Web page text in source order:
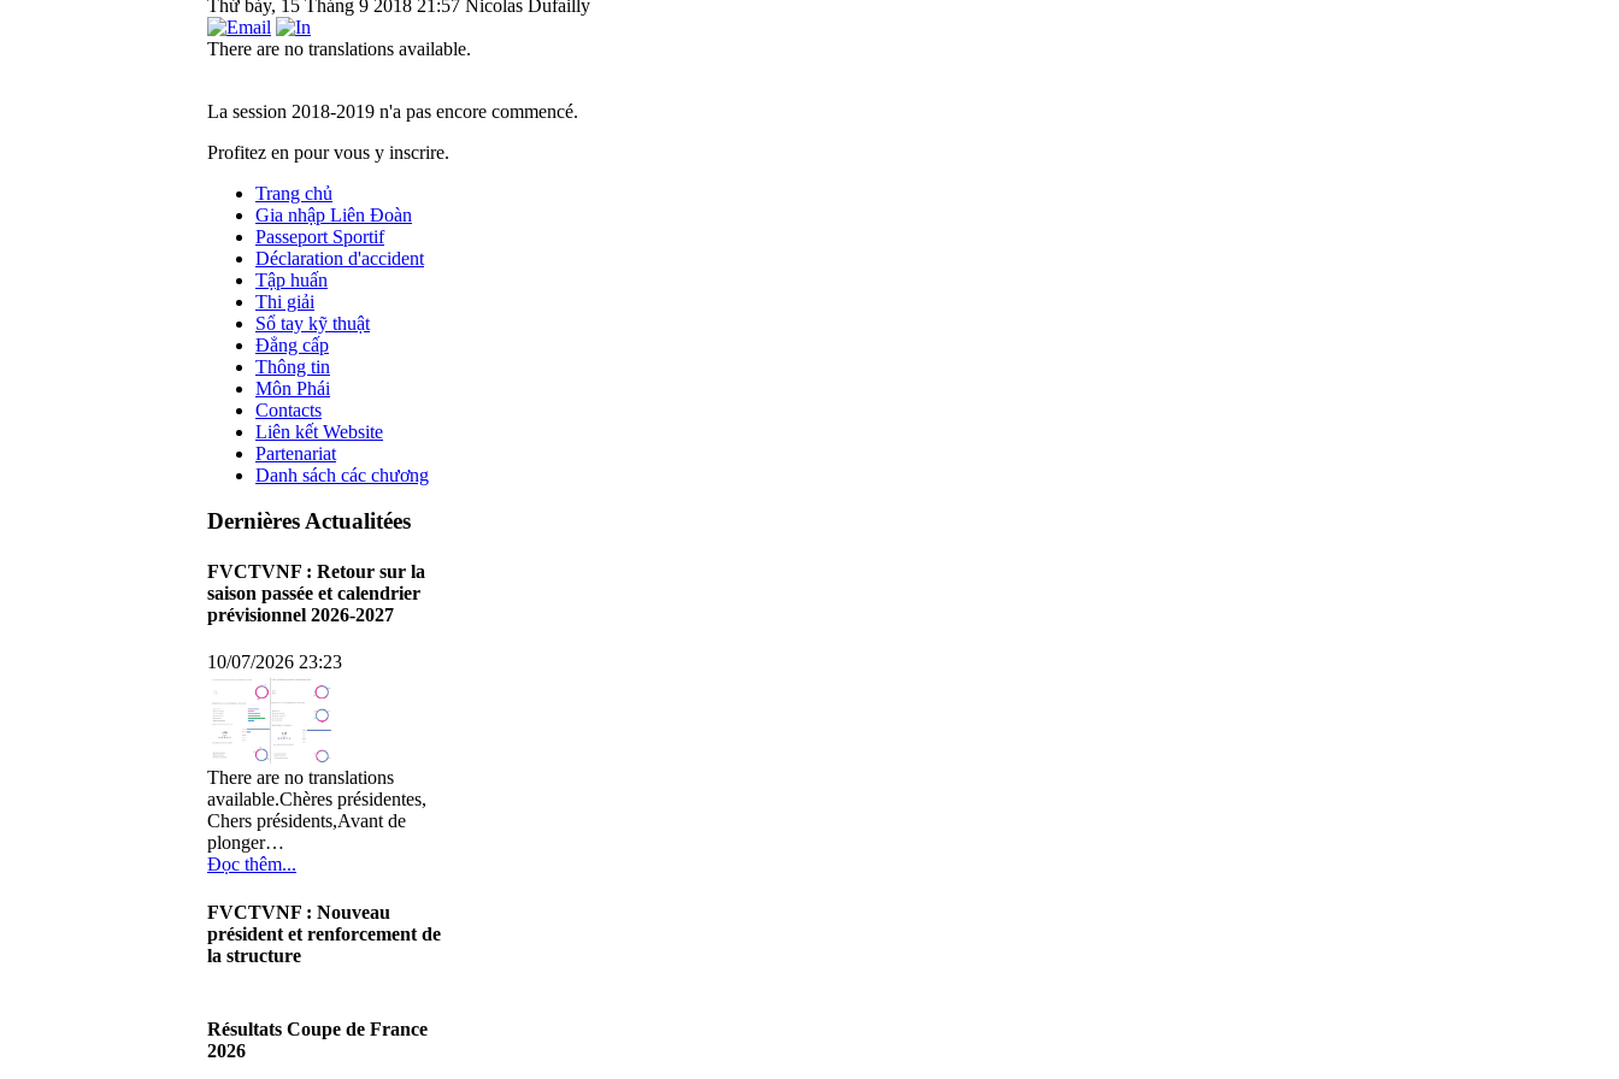
Thứ bảy, 15 Tháng 9 2018 21:57 Nicolas Dufailly
There are no translations available.
La session 2018-2019 n'a pas encore commencé.
Profitez en pour vous y inscrire.
Trang chủ
Gia nhập Liên Đoàn
Passeport Sportif
Déclaration d'accident
Tập huấn
Thi giải
Sổ tay kỹ thuật
Đẳng cấp
Thông tin
Môn Phái
Contacts
Liên kết Website
Partenariat
Danh sách các chương
Dernières Actualitées
FVCTVNF : Retour sur la
saison passée et calendrier
prévisionnel 2026-2027
10/07/2026 23:23
There are no translations
available.Chères présidentes,
Chers présidents,Avant de
plonger…
Đọc thêm...
FVCTVNF : Nouveau
président et renforcement de
la structure
There are no translations
available.Chères Présidentes,
Résultats Coupe de France
2026